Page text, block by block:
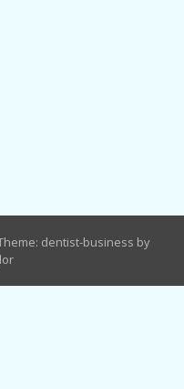
dentist-business by